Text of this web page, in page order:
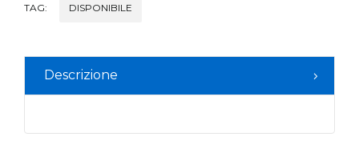
TAG: DISPONIBILE
Descrizione